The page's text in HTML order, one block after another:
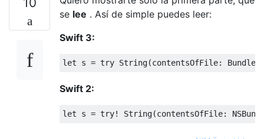
se lee . Así de simple puedes leer:
Swift 3:
let s = try String(contentsOfFile: Bundle
Swift 2:
let s = try! String(contentsOfFile: